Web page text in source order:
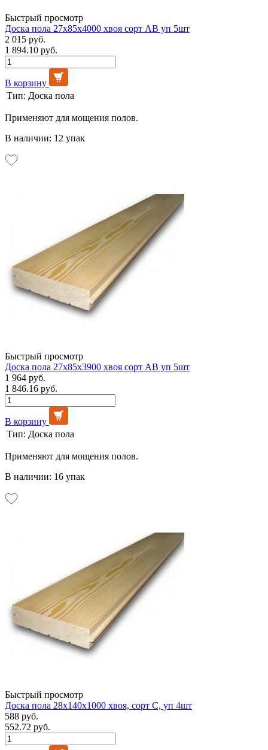
Быстрый просмотр
Доска пола 27х85х4000 хвоя сорт АВ уп 5шт
2 015 руб.
1 894.10 руб.
В корзину
Тип: Доска пола
Применяют для мощения полов.
В наличии: 12 упак
Быстрый просмотр
Доска пола 27х85х3900 хвоя сорт АВ уп 5шт
1 964 руб.
1 846.16 руб.
В корзину
Тип: Доска пола
Применяют для мощения полов.
В наличии: 16 упак
Быстрый просмотр
Доска пола 28х140х1000 хвоя, сорт С, уп 4шт
588 руб.
552.72 руб.